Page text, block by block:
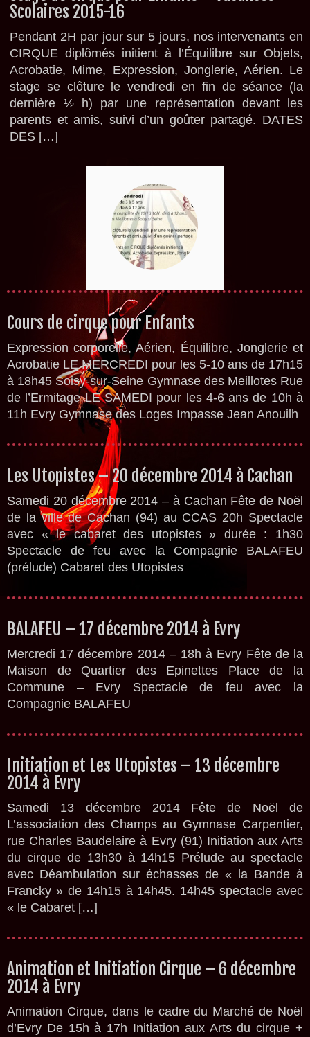
Scolaires 2015-16
Pendant 2H par jour sur 5 jours, nos intervenants en
CIRQUE diplômés initient à l’Équilibre sur Objets,
Acrobatie, Mime, Expression, Jonglerie, Aérien. Le
stage se clôture le vendredi en fin de séance (la
dernière ½ h) par une représentation devant les
parents et amis, suivi d’un goûter partagé. DATES
DES […]
Cours de cirque pour Enfants
Expression corporelle, Aérien, Équilibre, Jonglerie et
Acrobatie LE MERCREDI pour les 5-10 ans de 17h15
à 18h45 Soisy-sur-Seine Gymnase des Meillotes Rue
de l’Ermitage LE SAMEDI pour les 4-6 ans de 10h à
11h Evry Gymnase des Loges Impasse Jean Anouilh
Les Utopistes – 20 décembre 2014 à Cachan
Samedi 20 décembre 2014 – à Cachan Fête de Noël
de la ville de Cachan (94) au CCAS 20h Spectacle
avec « le cabaret des utopistes » durée : 1h30
Spectacle de feu avec la Compagnie BALAFEU
(prélude) Cabaret des Utopistes
BALAFEU – 17 décembre 2014 à Evry
Mercredi 17 décembre 2014 – 18h à Evry Fête de la
Maison de Quartier des Epinettes Place de la
Commune – Evry Spectacle de feu avec la
Compagnie BALAFEU
Initiation et Les Utopistes – 13 décembre
2014 à Evry
Samedi 13 décembre 2014 Fête de Noël de
L’association des Champs au Gymnase Carpentier,
rue Charles Baudelaire à Evry (91) Initiation aux Arts
du cirque de 13h30 à 14h15 Prélude au spectacle
avec Déambulation sur échasses de « la Bande à
Francky » de 14h15 à 14h45. 14h45 spectacle avec
« le Cabaret […]
Animation et Initiation Cirque – 6 décembre
2014 à Evry
Animation Cirque, dans le cadre du Marché de Noël
d’Evry De 15h à 17h Initiation aux Arts du cirque +